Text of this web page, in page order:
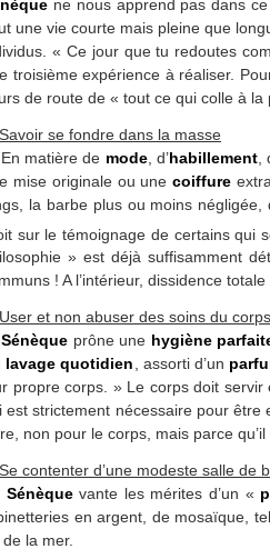
ne nous apprend pas dans
une vie courte mais pleine que
« Ce jour que tu redoutes
troisième expérience à réaliser.
de route de « tout ce qui colle à
Savoir se fondre dans la masse
matière de mode, d’habillement
mise originale ou unecoiffure
la barbe plus ou moins négligée,
sur le témoignage de certains qui
» est déjà suffisamment
! A l’intérieur, dissidence
User et non abuser des soins du corps
Sénèque prône une hygiène
lavage quotidien , assorti d’un
propre corps. » Le corps doit
est strictement nécessaire pour
non pour le corps, mais parce
Se contenter d’une modeste salle de
Sénèquevante les mérites d’un «
en argent, de mosaïque,
la mer.